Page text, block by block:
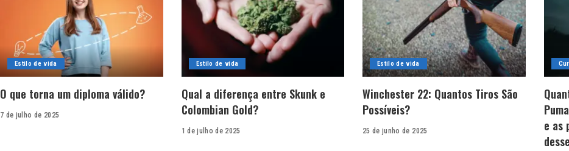
Estilo de vida
O que torna um diploma válido?
7 de julho de 2025
Estilo de vida
Qual a diferença entre Skunk e
Colombian Gold?
1 de julho de 2025
Estilo de vida
Winchester 22: Quantos Tiros São
Possíveis?
25 de junho de 2025
e as